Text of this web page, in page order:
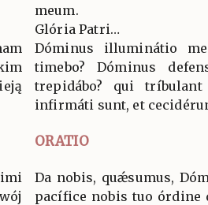
meum.
Glória Patri…
Dóminus illuminátio
timebo? Dóminus
trepidábo? qui
infirmáti sunt, et
ORATIO
Da nobis, quǽsumus,
pacífice nobis tuo órdine